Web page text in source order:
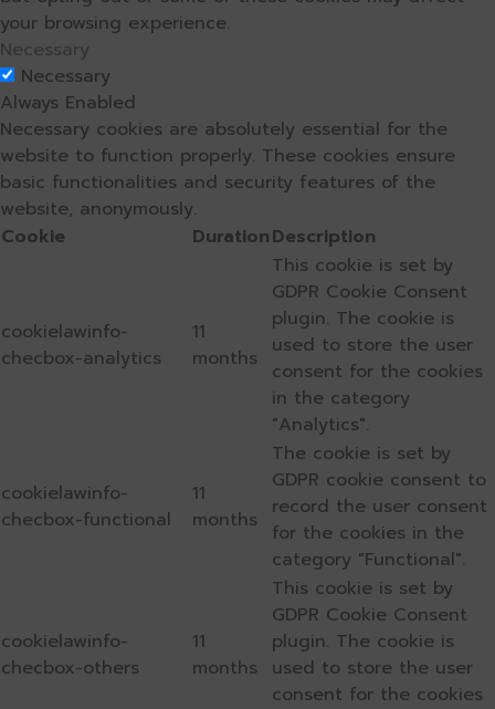
your browsing experience.
Necessary
Necessary
Always Enabled
Necessary cookies are absolutely essential for the
website to function properly. These cookies ensure
basic functionalities and security features of the
website, anonymously.
Cookie
DurationDescription
cookielawinfo-
checbox-analytics
11
months
This cookie is set by
GDPR Cookie Consent
plugin. The cookie is
used to store the user
consent for the cookies
in the category
"Analytics".
cookielawinfo-
checbox-functional
11
months
The cookie is set by
GDPR cookie consent to
record the user consent
for the cookies in the
category "Functional".
cookielawinfo-
checbox-others
11
months
This cookie is set by
GDPR Cookie Consent
plugin. The cookie is
used to store the user
consent for the cookies